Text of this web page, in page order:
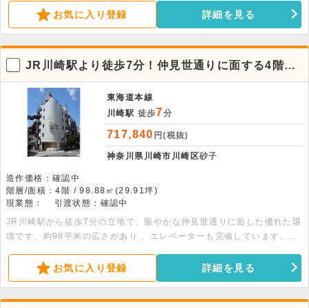
お気に入り登録 詳細を見る
JR川崎駅より徒歩7分！仲見世通りに面する4階店
舗物件。
東海道本線
川崎駅 徒歩7分
717,840 円(税抜)
神奈川県川崎市川崎区砂子
造作価格：確認中
階層/面積：4階 / 98.88㎡(29.91坪)
現業態：
引渡状態：確認中
JR川崎駅から徒歩7分の立地で、賑やかな仲見世通りに面した優れた環
境です。約98平米の広さがあり 、エレベーターも完備しています。軽
お気に入り登録 詳細を見る